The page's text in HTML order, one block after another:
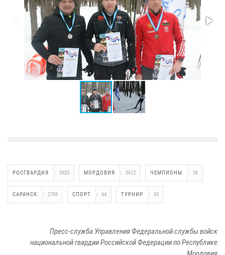
РОСГВАРДИЯ 3920 МОРДОВИЯ 3612 ЧЕМПИОНЫ 36
САРАНСК 2785 СПОРТ 64 ТУРНИР 50
Пресс-служба Управления Федеральной службы войск
национальной гвардии Российской Федерации по Республике